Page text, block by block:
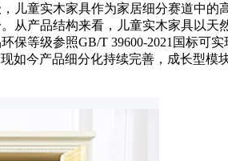
童实木家具作为家居细分赛道中的
从产品结构来看，儿童实木家具以天
等级参照GB/T 39600-2021国标可
如今产品细分化持续完善，成长型模